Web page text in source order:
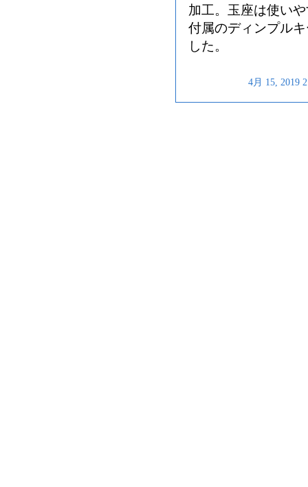
加工。玉座は使い
付属のディンプル
した。
4月 15, 2019